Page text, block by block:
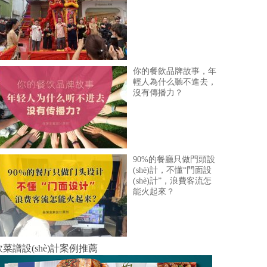
你的餐飲品牌故事，年
輕人為什么聽不進去，
沒有傳播力？
90%的餐廳只做門頭設
(shè)計，不懂“門面設
(shè)計”，浪費客流怎
能火起來？
菜譜設(shè)計案例推薦